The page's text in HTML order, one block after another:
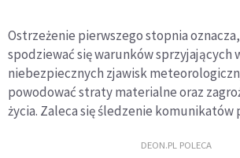
Ostrzeżenie pierwszego stopnia
spodziewać się warunków sprzyjających
niebezpiecznych zjawisk
powodować straty materialne oraz
życia. Zaleca się śledzenie komunikatów
DEON.PL POLECA